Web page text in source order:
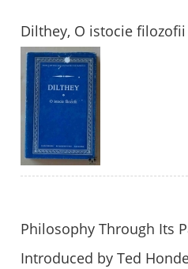
Dilthey, O istocie filozofii
Philosophy Through Its
Introduced by Ted